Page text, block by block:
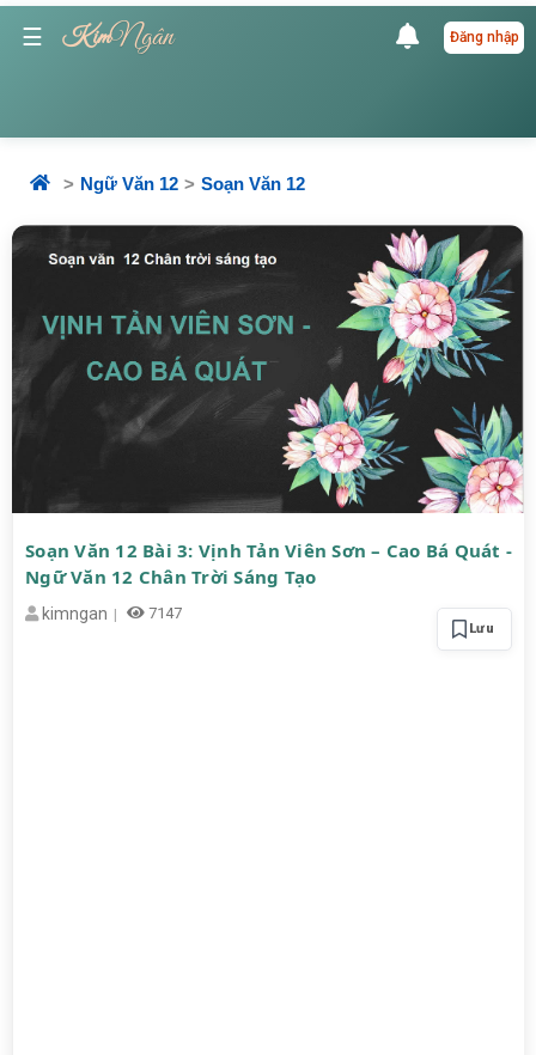
☰ KimNgân Đăng nhập
Ngữ Văn 12 Soạn Văn 12
Soạn Văn 12 Bài 3: Vịnh Tản Viên Sơn – Cao Bá Quát -
Ngữ Văn 12 Chân Trời Sáng Tạo
kimngan 7147
Lưu